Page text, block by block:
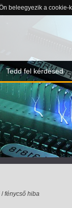
beleegyezik a cookie-
Tedd fel kérdésed
/fénycső hiba